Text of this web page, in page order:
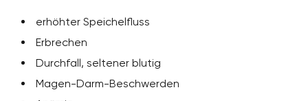
erhöhter Speichelfluss
Erbrechen
Durchfall, seltener blutig
Magen-Darm-Beschwerden